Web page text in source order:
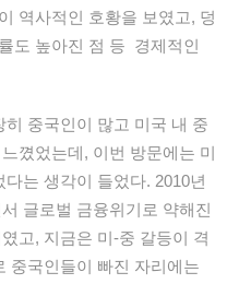
역사적인 호황을 보였고, 덩
도 높아진 점 등 경제적인
중국인이 많고 미국 내 중
꼈었는데, 이번 방문에는 미
는 생각이 들었다. 2010년
글로벌 금융위기로 약해진
고, 지금은 미-중 갈등이 격
중국인들이 빠진 자리에는